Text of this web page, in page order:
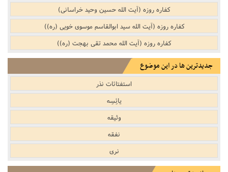
کفاره روزه (آیت الله حسین وحید خراسانی)
کفاره روزه (آیت الله سید ابوالقاسم موسوی خویی (ره))
کفاره روزه (آیت الله محمد تقی بهجت (ره))
جدیدترین ها در این موضوع
استفتائات نذر
یائِسِه
وثیقه
نفقه
نری